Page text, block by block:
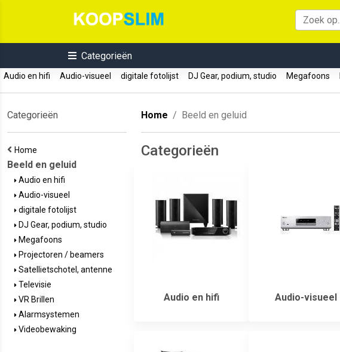
Categorieën
Audio en hifi Audio-visueel digitale fotolijst DJ Gear, podium, studio Megafoons
Categorieën
Home
Beeld en geluid
Audio en hifi
Audio-visueel
digitale fotolijst
DJ Gear, podium, studio
Megafoons
Projectoren / beamers
Satellietschotel, antenne
Televisie
VR Brillen
Alarmsystemen
Videobewaking
Home Beeld en geluid
Categorieën
Audio en hifi Audio-visueel